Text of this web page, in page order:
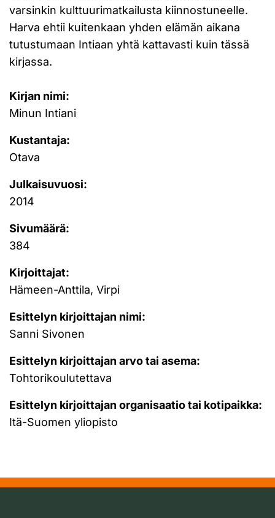
varsinkin kulttuurimatkailusta kiinnostuneelle.
Harva ehtii kuitenkaan yhden elämän aikana
tutustumaan Intiaan yhtä kattavasti kuin tässä
kirjassa.
Kirjan nimi:
Minun Intiani
Kustantaja:
Otava
Julkaisuvuosi:
2014
Sivumäärä:
384
Kirjoittajat:
Hämeen-Anttila, Virpi
Esittelyn kirjoittajan nimi:
Sanni Sivonen
Esittelyn kirjoittajan arvo tai asema:
Tohtorikoulutettava
Esittelyn kirjoittajan organisaatio tai kotipaikka:
Itä-Suomen yliopisto